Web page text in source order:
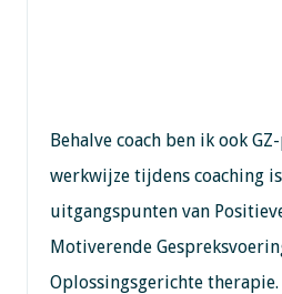
Behalve coach ben ik ook
werkwijze tijdens coaching
uitgangspunten van
Motiverende
Oplossingsgerichte therapie.